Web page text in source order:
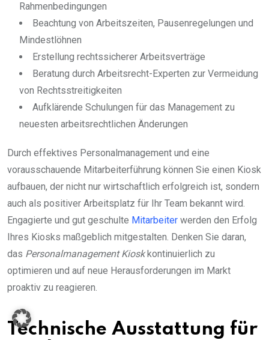
Rahmenbedingungen
Beachtung von Arbeitszeiten, Pausenregelungen und
Mindestlöhnen
Erstellung rechtssicherer Arbeitsverträge
Beratung durch Arbeitsrecht-Experten zur Vermeidung
von Rechtsstreitigkeiten
Aufklärende Schulungen für das Management zu
neuesten arbeitsrechtlichen Änderungen
Durch effektives Personalmanagement und eine
vorausschauende Mitarbeiterführung können Sie einen Kiosk
aufbauen, der nicht nur wirtschaftlich erfolgreich ist, sondern
auch als positiver Arbeitsplatz für Ihr Team bekannt wird.
Engagierte und gut geschulte Mitarbeiter werden den Erfolg
Ihres Kiosks maßgeblich mitgestalten. Denken Sie daran,
das Personalmanagement Kioskkontinuierlich zu
optimieren und auf neue Herausforderungen im Markt
proaktiv zu reagieren.
Technische Ausstattung für